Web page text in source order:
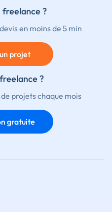
freelance ?
en moins de 5 min
projet
?
projets chaque mois
gratuite